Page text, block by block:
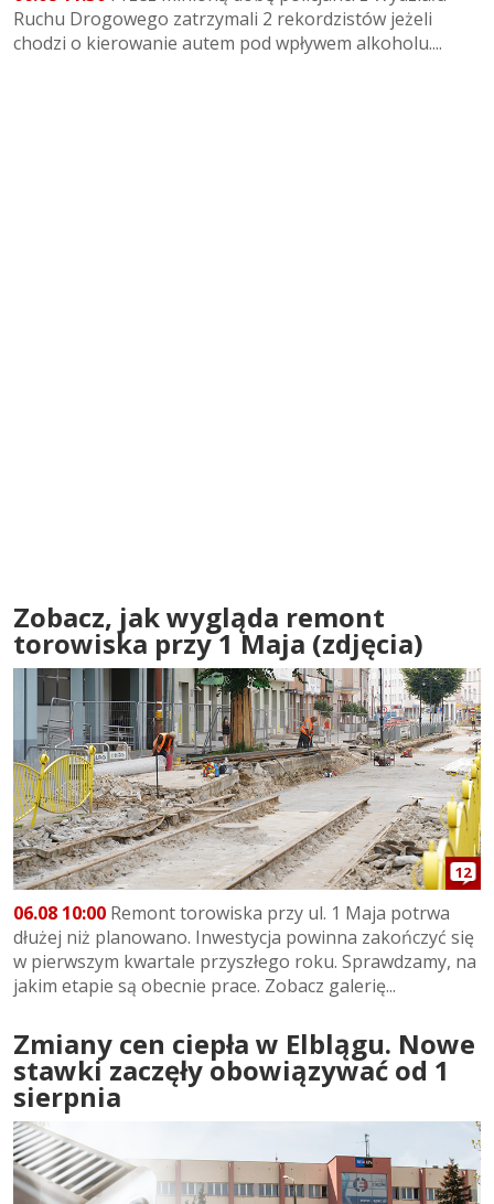
Ruchu Drogowego zatrzymali 2 rekordzistów jeżeli
chodzi o kierowanie autem pod wpływem alkoholu....
Zobacz, jak wygląda remont
torowiska przy 1 Maja (zdjęcia)
12
06.08 10:00 Remont torowiska przy ul. 1 Maja potrwa
dłużej niż planowano. Inwestycja powinna zakończyć się
w pierwszym kwartale przyszłego roku. Sprawdzamy, na
jakim etapie są obecnie prace. Zobacz galerię...
Zmiany cen ciepła w Elblągu. Nowe
stawki zaczęły obowiązywać od 1
sierpnia